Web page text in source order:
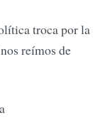
troca por la
reímos de